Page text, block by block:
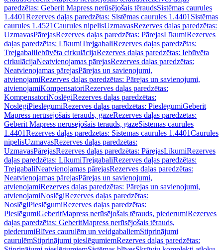
paredzētas: Geberit Mapress nerūsējošais tēraudsSistēmas caurules
1.4401Rezerves daļas paredzētas: Sistēmas caurules 1.4401 Sistēmas
caurules 1.4521Caurules nipelisUzmavasRezerves daļas paredzētas:
UzmavasPārejasRezerves daļas paredzētas: PārejasLīkumiRezerves
daļas paredzētas: LīkumiTrejgabaliRezerves daļas paredzētas:
TrejgabaliIebūvēta cirkulācijaRezerves daļas paredzētas: Iebūvēta
cirkulācijaNeatvienojamas pārejasRezerves daļas paredzētas:
Neatvienojamas pārejasPārejas un savienojumi,
atvienojamiRezerves daļas paredzētas: Pārejas un savienojumi,
atvienojamiKompensatoriRezerves daļas paredzētas:
KompensatoriNoslēgiRezerves daļas paredzētas:
NoslēgiPieslēgumiRezerves daļas paredzētas: PieslēgumiGeberit
Mapress nerūsējošais tērauds, gāzeRezerves daļas paredzētas:
Geberit Mapress nerūsējošais tērauds, gāzeSistēmas caurules
1.4401Rezerves daļas paredzētas: Sistēmas caurules 1.4401Caurules
nipelisUzmavasRezerves daļas paredzētas:
UzmavasPārejasRezerves daļas paredzētas: PārejasLīkumiRezerves
daļas paredzētas: LīkumiTrejgabaliRezerves daļas paredzētas:
TrejgabaliNeatvienojamas pārejasRezerves daļas paredzētas:
Neatvienojamas pārejasPārejas un savienojumi,
atvienojamiRezerves daļas paredzētas: Pārejas un savienojumi,
atvienojamiNoslēgiRezerves daļas paredzētas:
NoslēgiPieslēgumiRezerves daļas paredzētas:
PieslēgumiGeberitMapress nerūsējošais tērauds, piederumiRezerves
daļas paredzētas: GeberitMapress nerūsējošais tērauds,
piederumiBlīves caurulēm un veidgabaliemStiprinājumi
caurulēmStiprinājumi pieslēgumiemRezerves daļas paredzētas: